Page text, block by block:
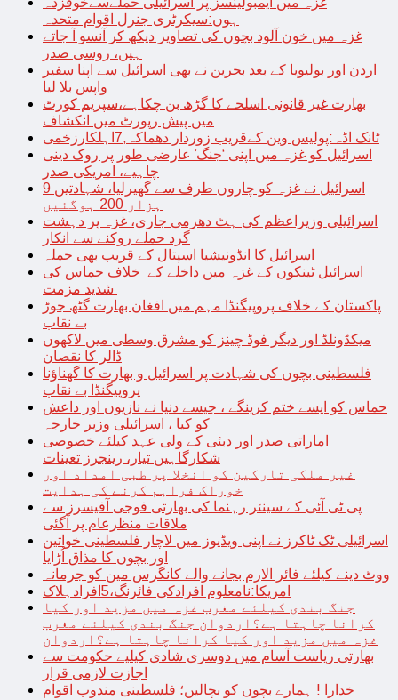
ہوں:سیکرٹری جنرل اقوام متحدہ
غزہ میں خون آلود بچوں کی تصاویر دیکھ کر آنسو آ جاتے
ہیں، روسی صدر
اردن اور بولیویا کے بعد بحرین نے بھی اسرائیل سے اپنا سفیر
واپس بلا لیا
بھارت غیر قانونی اسلحے کا گڑھ بن چکاہے،سپریم کورٹ
میں پیش رپورٹ میں انکشاف
ٹانک اڈہ:پولیس وین کےقریب زوردار دھماکہ,7اہلکارزخمی
اسرائیل کو غزہ میں اپنی ‘جنگ’ عارضی طور پر روک دینی
چاہیے، امریکی صدر
اسرائیل نے غزہ کو چاروں طرف سے گھیرلیا، شہادتیں 9
ہزار 200 ہوگئیں
اسرائیلی وزیراعظم کی ہٹ دھرمی جاری، غزہ پر دہشت
گرد حملے روکنے سے انکار
اسرائیل کا انڈونیشیا اسپتال کے قریب بھی حملہ
اسرائیل ٹینکوں کے غزہ میں داخلے کے خلاف حماس کی
پاکستان کے خلاف پروپیگنڈا مہم میں افغان بھارت گٹھ جوڑ
بے نقاب
میکڈونلڈ اور دیگر فوڈ چینز کو مشرق وسطی میں لاکھوں
ڈالر کا نقصان
فلسطینی بچوں کی شہادت پر اسرائیل و بھارت کا گھناؤنا
پروپیگنڈا بے نقاب
حماس کو ایسے ختم کرینگے ، جیسے دنیا نے نازیوں اور داعش
کو کیا ، اسرائیلی وزیر خارجہ
اماراتی صدر اور دبئی کے ولی عہد کیلئے خصوصی
شکارگاہیں تیار، رینجرز تعینات
غیر ملکی تارکین کو انخلا پر طبی امداد اور
خوراک فراہم کرنے کی ہدایت
پی ٹی آئی کے سینئر رہنما کی بھارتی فوجی آفیسرز سے
ملاقات منظرعام پر آگئی
اسرائیلی ٹک ٹاکرز نے اپنی ویڈیوز میں لاچار فلسطینی خواتین
اور بچوں کا مذاق اُڑایا
ووٹ دینے کیلئے فائر الارم بجانے والے کانگرس مین کو جرمانہ
امریکا:نامعلوم افرادکی فائرنگ،5افرادہلاک
جنگ بندی کیلئے مغرب غزہ میں مزید اور کیا
کرانا چاہتا ہے؟اردوان جنگ بندی کیلئے مغرب
غزہ میں مزید اور کیا کرانا چاہتا ہے؟اردوان
بھارتی ریاست آسام میں دوسری شادی کیلیے حکومت سے
اجازت لازمی قرار
خدارا ! ہمارے بچوں کو بچالیں؛ فلسطینی مندوب اقوام